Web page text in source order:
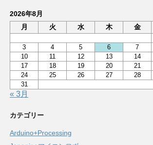
2026年8月
月
火 水 木 金
3
4 5 6 7
10
11 12 13 14
17
18 19 20 21
24
25 26 27 28
31
« 3月
カテゴリー
Arduino+Processing